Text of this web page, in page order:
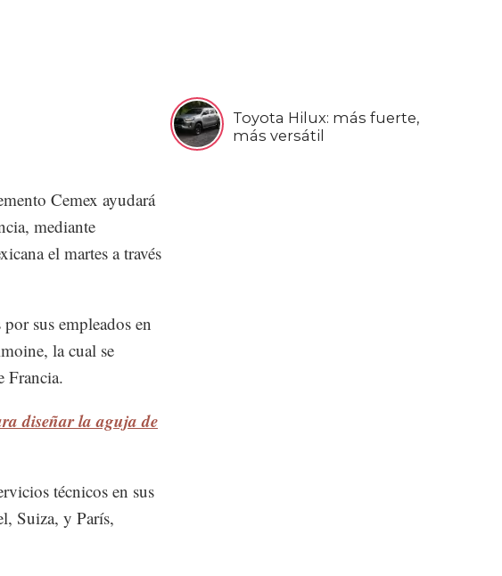
Toyota Hilux: más fuerte,
más versátil
Cemex ayudará
mediante
el martes a través
sus empleados en
la cual se
Francia.
diseñar la aguja de
técnicos en sus
Suiza, y París,